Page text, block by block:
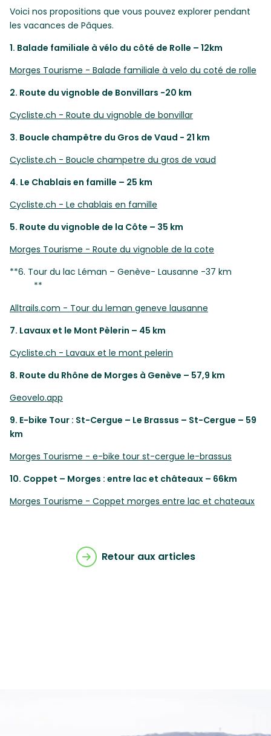
Voici nos propositions que vous pouvez explorer pendant
les vacances de Pâques.
1. Balade familiale à vélo du côté de Rolle – 12km
Morges Tourisme - Balade familiale à velo du coté de rolle
2. Route du vignoble de Bonvillars -20 km
Cycliste.ch - Route du vignoble de bonvillar
3. Boucle champêtre du Gros de Vaud - 21 km
Cycliste.ch - Boucle champetre du gros de vaud
4. Le Chablais en famille – 25 km
Cycliste.ch - Le chablais en famille
5. Route du vignoble de la Côte – 35 km
Morges Tourisme - Route du vignoble de la cote
**6. Tour du lac Léman – Genève- Lausanne -37 km
**
Alltrails.com - Tour du leman geneve lausanne
7. Lavaux et le Mont Pèlerin – 45 km
Cycliste.ch - Lavaux et le mont pelerin
8. Route du Rhône de Morges à Genève – 57,9 km
Geovelo.app
9. E-bike Tour : St-Cergue – Le Brassus – St-Cergue – 59
km
Morges Tourisme - e-bike tour st-cergue le-brassus
10. Coppet – Morges : entre lac et châteaux – 66km
Morges Tourisme - Coppet morges entre lac et chateaux
Retour aux articles